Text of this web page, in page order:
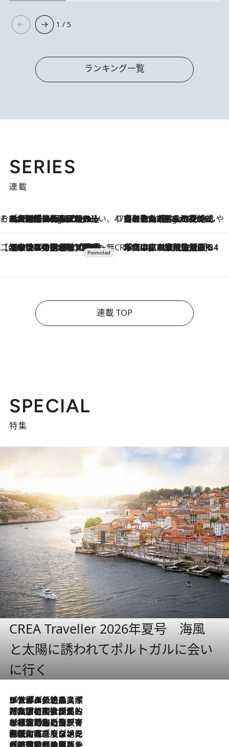
1 / 5
ランキング一覧
SERIES
連載
そおだよおこの関西おいしい、おやつ紀行
8 Hours Ago
［大阪府箕面市］一皿一皿目の前で仕上げられる、料理を巧みに組み込んだアシェットデセールコース「ミチル アシェット デセール（Michiru assiette dessert）」 47都道府県の手みやげ ひんやりスイーツで夏を満喫
8 Hours Ago
【和歌山県】この夏絶対食べたい 冷やしておいしいおやつ3選 みかんがごろっと丸ごと入ったジュレ
【CREA×星野リゾート】唯一無二。癒しと発見が待つ場所へ
2026.8.7
【トンボの足水浴】ヒノキの香りに包まれて涼感マックス！約13℃の湧水かけ流しを避暑地「星野温泉 トンボの湯」で体験 CREA'S CHOICE
2026.8.7
「立川にも歌舞伎があるんだよ」 片岡仁左衛門・市川中車ら豪華座組みで4年目の立川立飛歌舞伎へ
連載 TOP
SPECIAL
特集
CREA Traveller 2026年夏号 海風
と太陽に誘われてポルトガルに会い
に行く
2026.8.8
リスボンの絶品スイーツ「パステル・デ・ナタ」とは？ポルトガル伝統の奥深い世界へ
2026.7.27
「私の祖国はポルトガル語です」国民的詩人フェルナンド・ペソアと、彼が愛した文学の街を歩く
2026.7.26
ポルトガル近海が育む極上の海の幸。キリリと冷えた白ワインと愉しむ、シーフード専門店の贅沢
2026.7.22
伝統の味をモダンに昇華。高感度な地元客が集う、リスボンの最旬ガストロノミー